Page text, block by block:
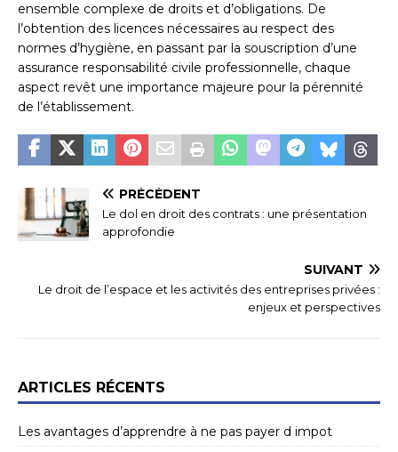
ensemble complexe de droits et d’obligations. De
l’obtention des licences nécessaires au respect des
normes d’hygiène, en passant par la souscription d’une
assurance responsabilité civile professionnelle, chaque
aspect revêt une importance majeure pour la pérennité
de l’établissement.
PRÉCÉDENT
Le dol en droit des contrats : une présentation
approfondie
SUIVANT
Le droit de l’espace et les activités des entreprises privées :
enjeux et perspectives
ARTICLES RÉCENTS
Les avantages d’apprendre à ne pas payer d impot